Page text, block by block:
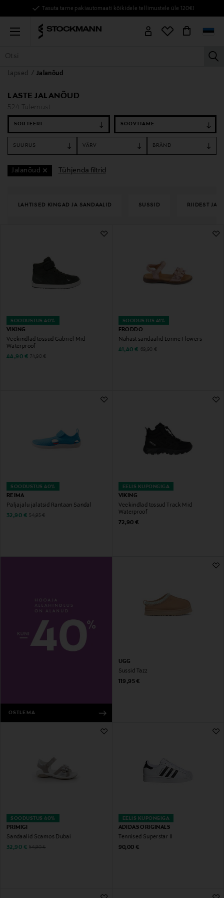
Tasuta tarne pakiautomaati kõikidele tellimustele üle 120€!
Menu
KÕIK TOOTED NAISED
Lapsed Jalanõud
LASTE JALANÕUD
524 Tulemust
SORTEERI
SUURUS VÄRV BRÄND
Jalanõud Tühjenda filtrid
LAHTISED KINGAD JA SANDAALID SUSSID RIIDEST
SOODUSTUS 40%
VIKING
Veekindlad tossud Gabriel Mid
Waterproof
Discounted Price
44,90 € Original Price
74,90 €
SOODUSTUS 41%
FRODDO
Nahast sandaalid Lorine Flowers
Discounted Price
41,40 € Original Price
69,90 €
SOODUSTUS 40%
REIMA
Paljajalu jalatsid Rantaan Sandal
Discounted Price
32,90 € Original Price
54,95 €
EELIS KUPONGIGA
VIKING
Veekindlad tossud Track Mid
Waterproof
Original Price
72,90 €
OSTLEMA
UGG
Sussid Tazz
Original Price
119,95 €
SOODUSTUS 40%
PRIMIGI
Sandaalid Scamos Dubai
Discounted Price
32,90 € Original Price
54,90 €
EELIS KUPONGIGA
ADIDAS ORIGINALS
Tennised Superstar II
Original Price
90,00 €